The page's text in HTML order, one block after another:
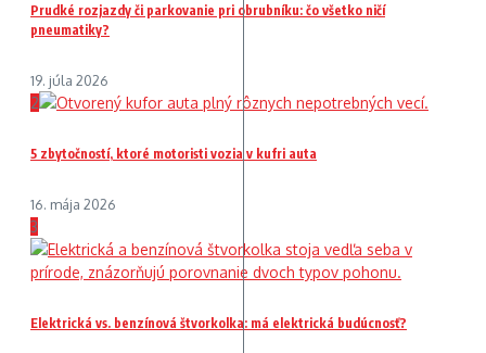
Prudké rozjazdy či parkovanie pri obrubníku: čo všetko ničí
pneumatiky?
19. júla 2026
2
5 zbytočností, ktoré motoristi vozia v kufri auta
16. mája 2026
3
Elektrická vs. benzínová štvorkolka: má elektrická budúcnosť?